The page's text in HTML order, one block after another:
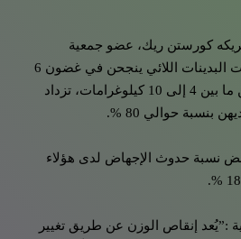
كورستن ريك، عضو جمعية
(DGSP)، إلى أن السيدات البدينات اللائي ينجحن في غضون 6
أشهر في إنقاص أوزانهن ما بين 4 إلى 10 كيلوغرامات، تزداد
بنسبة حوالي 80 %.
نسبة حدوث الإجهاض لدى هؤلاء
:”يُعد إنقاص الوزن عن طريق تغيير